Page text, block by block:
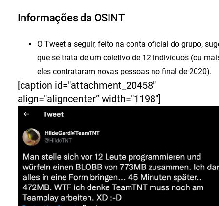
Informações da OSINT
O Tweet a seguir, feito na conta oficial do grupo,
que se trata de um coletivo de 12 indivíduos (ou
eles contrataram novas pessoas no final de 2020).
[caption id="attachment_20458"
align="aligncenter” width="1198"]